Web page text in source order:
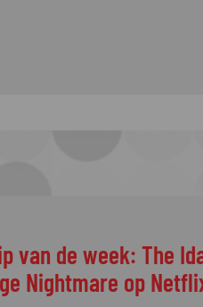
van de week: The
Nightmare op